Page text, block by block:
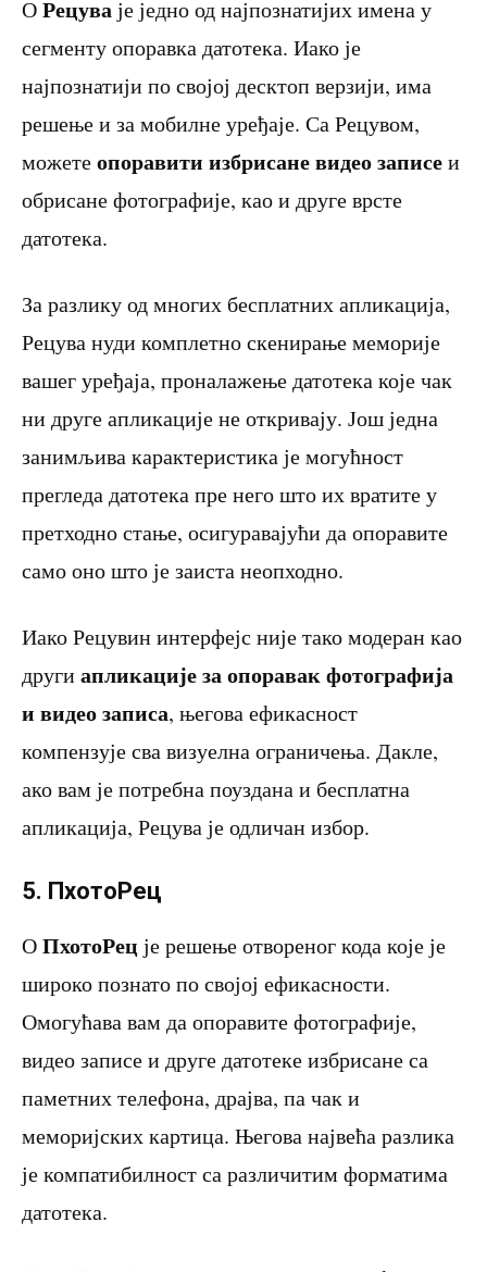
ОРецуваје једно од најпознатијих имена у
сегменту опоравка датотека. Иако је
најпознатији по својој десктоп верзији, има
решење и за мобилне уређаје. Са Рецувом,
можетеопоравити избрисане видео записеи
обрисане фотографије, као и друге врсте
датотека.
За разлику од многих бесплатних апликација,
Рецува нуди комплетно скенирање меморије
вашег уређаја, проналажење датотека које чак
ни друге апликације не откривају. Још једна
занимљива карактеристика је могућност
прегледа датотека пре него што их вратите у
претходно стање, осигуравајући да опоравите
само оно што је заиста неопходно.
Иако Рецувин интерфејс није тако модеран као
другиапликације за опоравак фотографија
и видео записа, његова ефикасност
компензује сва визуелна ограничења. Дакле,
ако вам је потребна поуздана и бесплатна
апликација, Рецува је одличан избор.
5. ПхотоРец
ОПхотоРецје решење отвореног кода које је
широко познато по својој ефикасности.
Омогућава вам да опоравите фотографије,
видео записе и друге датотеке избрисане са
паметних телефона, драјва, па чак и
меморијских картица. Његова највећа разлика
је компатибилност са различитим форматима
датотека.